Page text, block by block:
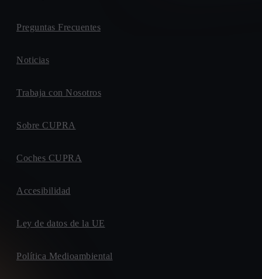
Preguntas Frecuentes
Noticias
Trabaja con Nosotros
Sobre CUPRA
Coches CUPRA
Accesibilidad
Ley de datos de la UE
Política Medioambiental